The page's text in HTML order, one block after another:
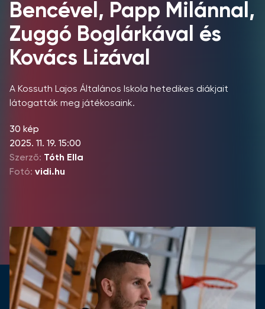
Bencével, Papp Milánnal,
Zuggó Boglárkával és
Kovács Lizával
A Kossuth Lajos Általános Iskola hetedikes diákjait
látogatták meg játékosaink.
30 kép
2025. 11. 19. 15:00
Szerző: Tóth Ella
Fotó: vidi.hu